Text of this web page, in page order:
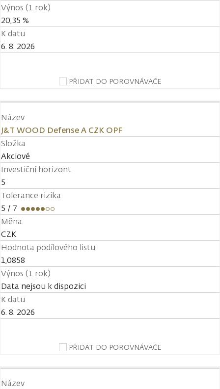
Výnos (1 rok)
20,35 %
K datu
6. 8. 2026
PŘIDAT DO POROVNÁVAČE
Název
J&T WOOD Defense A CZK OPF
Složka
Akciové
Investiční horizont
5
Tolerance rizika
5 / 7
Měna
CZK
Hodnota podílového listu
1,0858
Výnos (1 rok)
Data nejsou k dispozici
K datu
6. 8. 2026
PŘIDAT DO POROVNÁVAČE
Název